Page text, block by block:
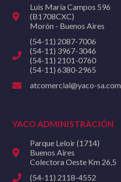
Luis María Campos 596
(B1708CXC)
Morón - Buenos Aires
(54-11) 2087-7006
(54-11) 3967-3046
(54-11) 2101-0760
(54-11) 6380-2965
atcomercial@yaco-sa.com
YACO ADMINISTRACIÓN
Parque Leloir (1714)
Buenos Aires
Colectora Oeste Km 26,5
(54-11) 2118-4552